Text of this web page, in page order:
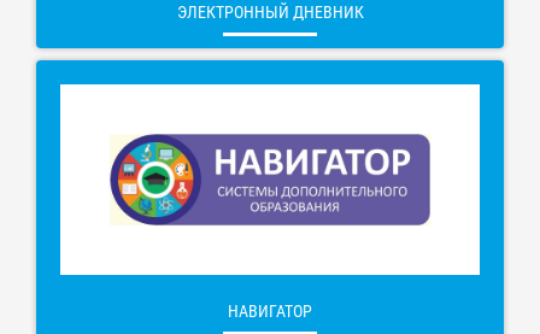
ЭЛЕКТРОННЫЙ ДНЕВНИК
НАВИГАТОР